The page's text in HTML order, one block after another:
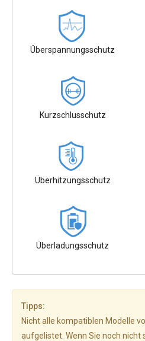
Überspannungsschutz
Kurzschlusschutz
Überhitzungsschutz
Überladungsschutz
Tipps:
Nicht alle kompatiblen Modelle
aufgelistet. Wenn Sie noch nicht